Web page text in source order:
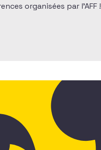
organisées par l’AFF !